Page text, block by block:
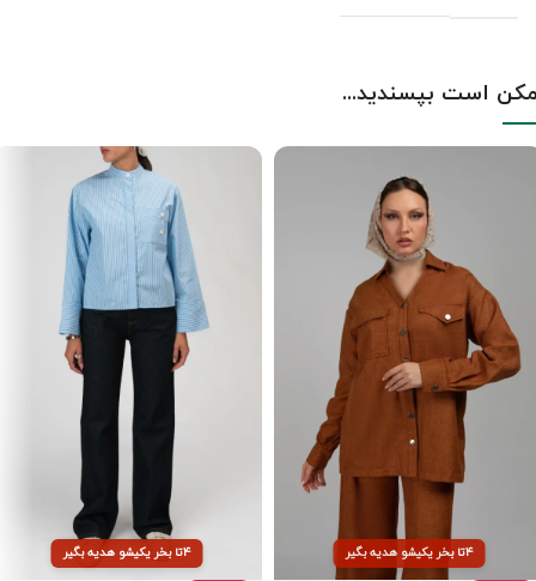
است بپسندید...
۴تا بخر یکیشو هدیه بگیر ۴تا بخر یکیشو هدیه بگیر